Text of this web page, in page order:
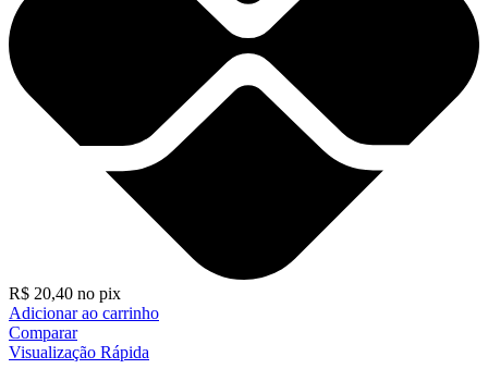
R$ 20,40 no pix
Adicionar ao carrinho
Comparar
Visualização Rápida